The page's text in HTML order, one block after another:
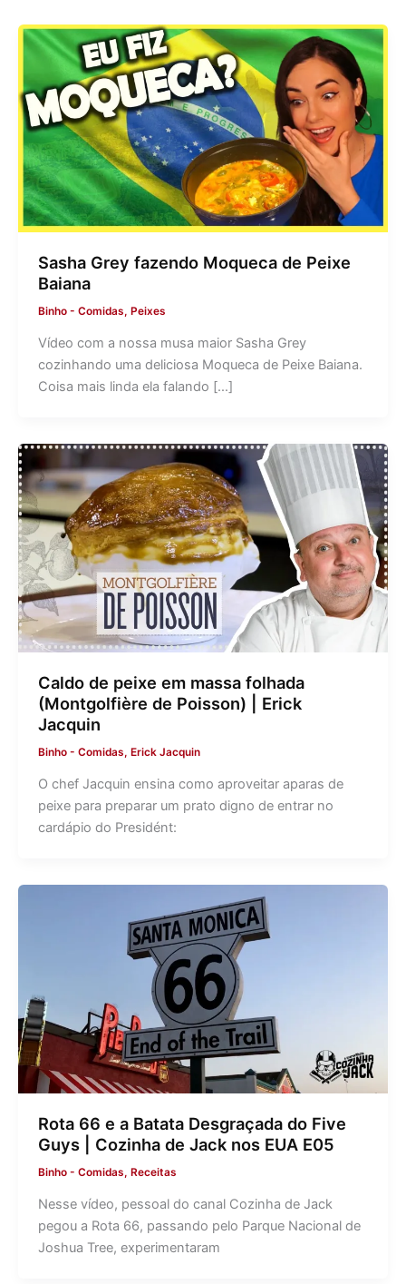
Sasha Grey fazendo Moqueca de Peixe
Baiana
Binho - Comidas, Peixes
Vídeo com a nossa musa maior Sasha Grey
cozinhando uma deliciosa Moqueca de Peixe Baiana.
Coisa mais linda ela falando […]
Caldo de peixe em massa folhada
(Montgolfière de Poisson) | Erick
Jacquin
Binho - Comidas, Erick Jacquin
O chef Jacquin ensina como aproveitar aparas de
peixe para preparar um prato digno de entrar no
cardápio do Presidént:
Rota 66 e a Batata Desgraçada do Five
Guys | Cozinha de Jack nos EUA E05
Binho - Comidas, Receitas
Nesse vídeo, pessoal do canal Cozinha de Jack
pegou a Rota 66, passando pelo Parque Nacional de
Joshua Tree, experimentaram